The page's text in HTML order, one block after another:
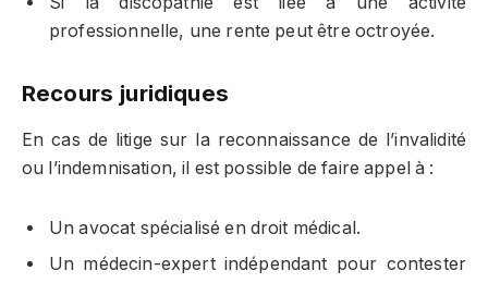
professionnelle, une rente peut être octroyée.
Recours juridiques
En cas de litige sur la reconnaissance de l’invalidité
ou l’indemnisation, il est possible de faire appel à :
Un avocat spécialisé en droit médical.
Un médecin-expert indépendant pour contester